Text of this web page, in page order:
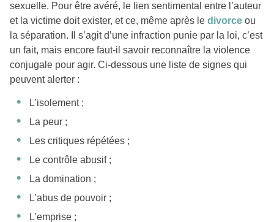
sexuelle. Pour être avéré, le lien sentimental entre l’auteur
et la victime doit exister, et ce, même après le divorce ou
la séparation. Il s’agit d’une infraction punie par la loi, c’est
un fait, mais encore faut-il savoir reconnaître la violence
conjugale pour agir. Ci-dessous une liste de signes qui
peuvent alerter :
L’isolement ;
La peur ;
Les critiques répétées ;
Le contrôle abusif ;
La domination ;
L’abus de pouvoir ;
L’emprise ;